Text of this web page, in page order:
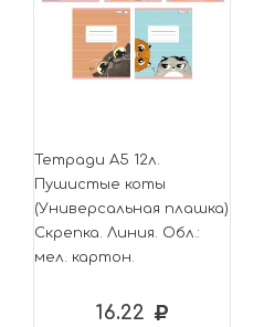
Тетради А5 12л.
Пушистые коты
(Универсальная плашка)
Скрепка. Линия. Обл.:
мел. картон.
16.22